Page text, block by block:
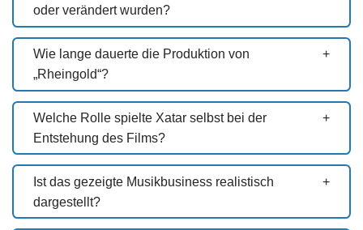
oder verändert wurden?
Wie lange dauerte die Produktion von
„Rheingold“?
Welche Rolle spielte Xatar selbst bei der
Entstehung des Films?
Ist das gezeigte Musikbusiness realistisch
dargestellt?